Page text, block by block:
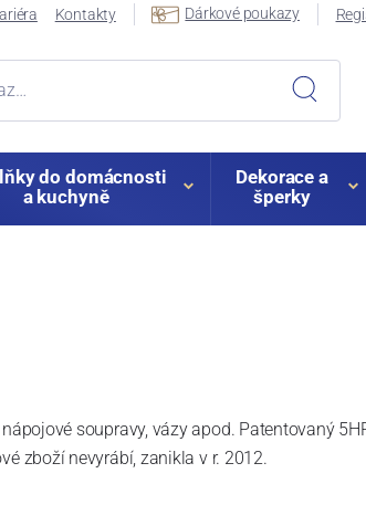
Kontakty Dárkové poukazy
do domácnosti
a kuchyně
Dekorace a
šperky
soupravy, vázy apod. Patentovaný
zboží nevyrábí, zanikla v r. 2012.